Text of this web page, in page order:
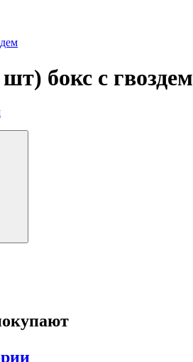
бокс с гвоздем